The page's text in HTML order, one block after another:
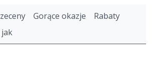
Gorące okazje
Rabaty
jak